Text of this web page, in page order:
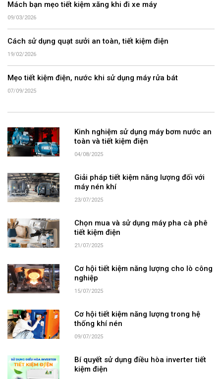
Mách bạn mẹo tiết kiệm xăng khi đi xe máy
09/03/2026
Cách sử dụng quạt sưởi an toàn, tiết kiệm điện
19/02/2026
Mẹo tiết kiệm điện, nước khi sử dụng máy rửa bát
07/09/2025
Kinh nghiệm sử dụng máy bơm nước an
toàn và tiết kiệm điện
04/08/2025
Giải pháp tiết kiệm năng lượng đối với
máy nén khí
23/07/2025
Chọn mua và sử dụng máy pha cà phê
tiết kiệm điện
21/07/2025
Cơ hội tiết kiệm năng lượng cho lò công
nghiệp
15/07/2025
Cơ hội tiết kiệm năng lượng trong hệ
thống khí nén
09/07/2025
Bí quyết sử dụng điều hòa inverter tiết
kiệm điện